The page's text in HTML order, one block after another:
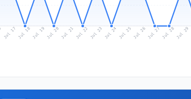
Jul 17 Jul 18Jul 19 Jul 20 Jul 21 Jul 22 Jul 23 Jul 24 Jul 25 Jul 26Jul 27 Jul 28Jul 29